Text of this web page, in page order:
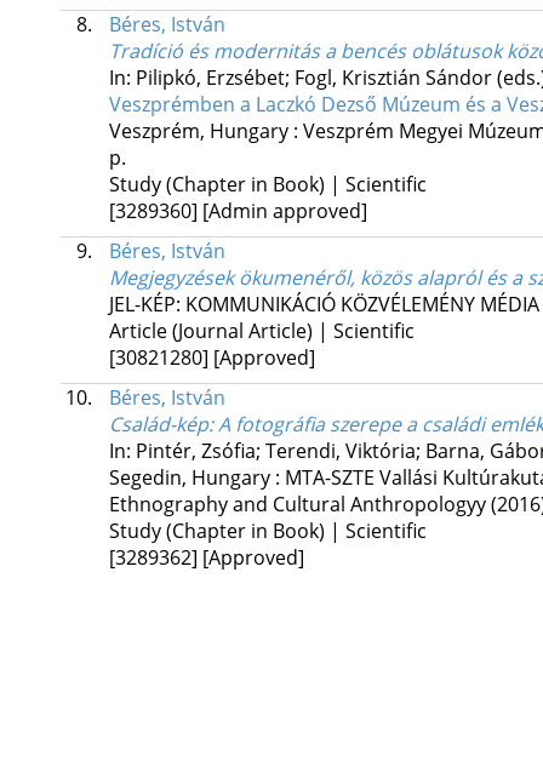
8.
Béres, István
Tradíció és modernitás a bencés oblátusok
In: Pilipkó, Erzsébet; Fogl, Krisztián Sándor
Veszprémben a Laczkó Dezső Múzeum és a
Veszprém, Hungary : Veszprém Megyei
p.
Study (Chapter in Book) | Scientific
[3289360] [Admin approved]
9.
Béres, István
Megjegyzések ökumenéről, közös alapról és a
JEL-KÉP: KOMMUNIKÁCIÓ KÖZVÉLEMÉNY MÉDIA
Article (Journal Article) | Scientific
[30821280] [Approved]
10.
Béres, István
Család-kép: A fotográfia szerepe a családi
In: Pintér, Zsófia; Terendi, Viktória; Barna,
Segedin, Hungary : MTA-SZTE Vallási
Ethnography and Cultural Anthropologyy
Study (Chapter in Book) | Scientific
[3289362] [Approved]